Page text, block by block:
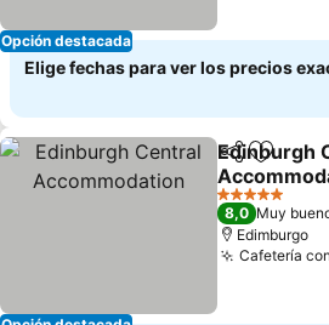
Opción destacada
Elige fechas para ver los precios
Compartir
Edinburgh
5 Estrellas
8,0 Muy
Edimburgo
Cafetería